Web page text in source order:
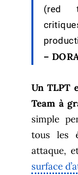
(red
–
Un TLPT
Team à
simple
tous les
attaque,
surface